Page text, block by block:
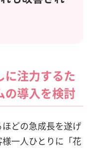
に注力するた
の導入を検討
どの急成長を遂げ
一人ひとりに「花